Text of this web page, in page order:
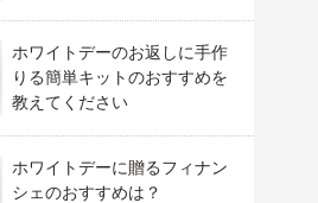
ホワイトデーのお返しに手作
りる簡単キットのおすすめを
教えてください
ホワイトデーに贈るフィナン
シェのおすすめは？